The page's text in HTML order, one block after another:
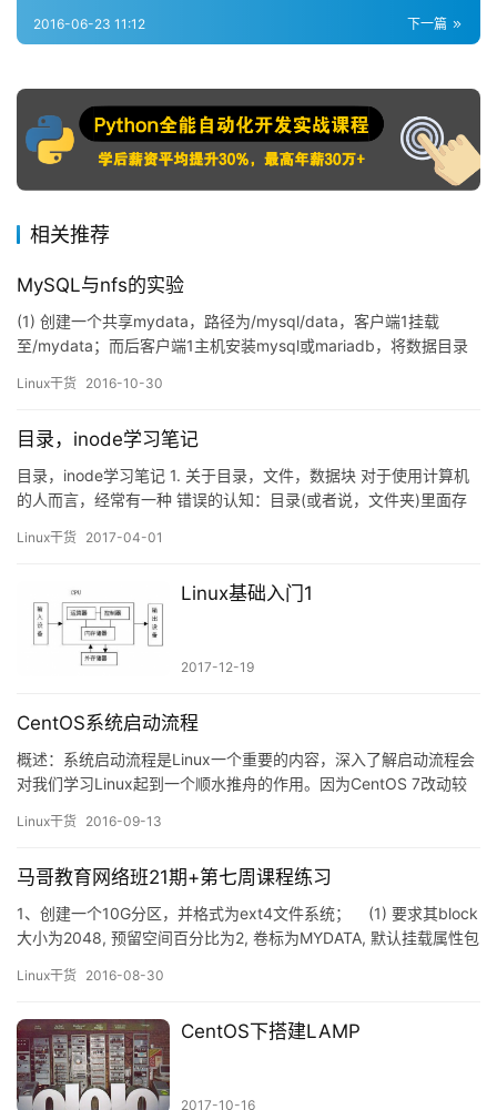
下一篇
2016-06-23 11:12
相关推荐
MySQL与nfs的实验
(1) 创建一个共享mydata，路径为/mysql/data，客户端1挂载
至/mydata；而后客户端1主机安装mysql或mariadb，将数据目录
samba server上； (2) 客户端2主机使用类似客户端1主机的方式挂
Linux干货 2016-10-30
目录，inode学习笔记
目录，inode学习笔记 1. 关于目录，文件，数据块 对于使用计算机
的人而言，经常有一种 错误的认知：目录(或者说，文件夹)里面存
上，目录是一个特殊的文件，针对这个特殊的文件也存在一些特殊
Linux干货 2017-04-01
Linux基础入门1
2017-12-19
CentOS系统启动流程
概述：系统启动流程是Linux一个重要的内容，深入了解启动流程会
对我们学习Linux起到一个顺水推舟的作用。因为CentOS 7改动较
题。 启动流程： 第一步：POST加电自检 此过程的就是为了检测
盘…
Linux干货 2016-09-13
马哥教育网络班21期+第七周课程练习
1、创建一个10G分区，并格式为ext4文件系统； (1) 要求其block
大小为2048, 预留空间百分比为2, 卷标为MYDATA, 默认挂载属性包
运行，且不更新文件的访问时间戳； ~]# fdisk &n…
Linux干货 2016-08-30
CentOS下搭建LAMP
2017-10-16